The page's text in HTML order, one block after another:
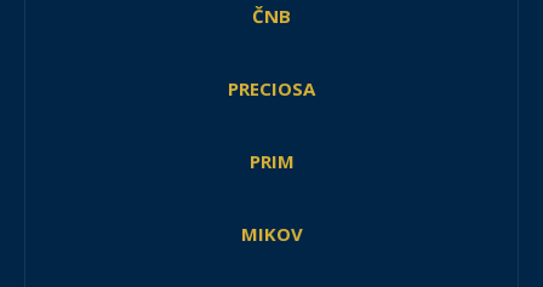
ČNB
PRECIOSA
PRIM
MIKOV